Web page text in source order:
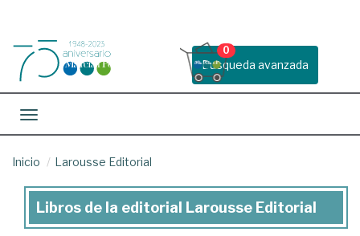
Busqueda avanzada
0
Toggle navigation
Inicio Larousse Editorial
Libros
Libros de la editorial Larousse Editorial